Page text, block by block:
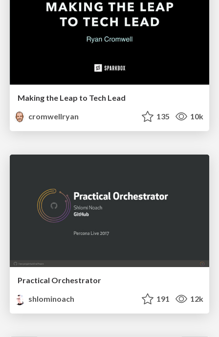
Making the Leap to Tech Lead
cromwellryan
135 10k
Practical Orchestrator
shlominoach
191 12k